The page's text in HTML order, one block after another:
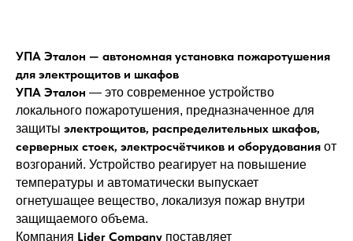
УПА Эталон — автономная установка пожаротушения
для электрощитов и шкафов
УПА Эталон — это современное устройство
локального пожаротушения, предназначенное для
защиты электрощитов, распределительных шкафов,
серверных стоек, электросчётчиков и оборудования от
возгораний. Устройство реагирует на повышение
температуры и автоматически выпускает
огнетушащее вещество, локализуя пожар внутри
защищаемого объема.
Компания Lider Company поставляет